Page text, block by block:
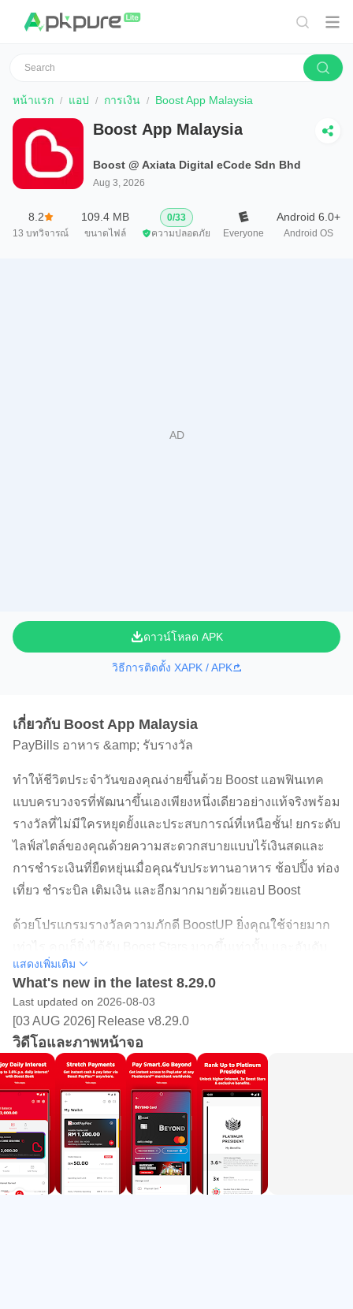
หน้าแรก แอป การเงิน Boost App Malaysia
Boost App Malaysia
Boost @ Axiata Digital eCode Sdn Bhd
Aug 3, 2026
8.2
13 บทวิจารณ์
109.4 MB
ขนาดไฟล์
0/33
ความปลอดภัย
Everyone
Android 6.0+
Android OS
ดาวน์โหลด APK
วิธีการติดตั้ง XAPK / APK
เกี่ยวกับ Boost App Malaysia
PayBills อาหาร &amp; รับรางวัล
ทำให้ชีวิตประจำวันของคุณง่ายขึ้นด้วย Boost แอพฟินเทค
แบบครบวงจรที่พัฒนาขึ้นเองเพียงหนึ่งเดียวอย่างแท้จริงพร้อม
รางวัลที่ไม่มีใครหยุดยั้งและประสบการณ์ที่เหนือชั้น! ยกระดับ
ไลฟ์สไตล์ของคุณด้วยความสะดวกสบายแบบไร้เงินสดและ
การชำระเงินที่ยืดหยุ่นเมื่อคุณรับประทานอาหาร ช้อปปิ้ง ท่อง
เที่ยว ชำระบิล เติมเงิน และอีกมากมายด้วยแอป Boost
ด้วยโปรแกรมรางวัลความภักดี BoostUP ยิ่งคุณใช้จ่ายมาก
ของคุณก็จะสูงขึ้น! แลกรางวัลในแบบของคุณผ่าน
FlexiRedeem พร้อมด้วย Boost Stars และเงินที่คุณต้องการ
ใน Boost Wallet ของคุณ
ทำไมต้องใช้บูสต์?
การชำระเงินสดที่ไม่ยุ่งยากและยืดหยุ่น: ขาดเงินสดใช่ไหม?
ไม่พบตู้เอทีเอ็มที่ใกล้ที่สุดใช่ไหม ไม่มีปัญหา. เพียงสแกนและ
ชำระเงินโดยใช้แอป Boost ตอนนี้คุณก็สามารถฝากกระเป๋า
สตางค์ใบใหญ่ไว้ที่บ้านได้แล้ว!
Boost ™ PayFlex - เพลิดเพลินกับตัวเลือกซื้อตอนนี้จ่ายทีหลัง
ช้อปปิ้ง? ค่าใช้จ่ายในการเดินทาง? จ่ายบิล? เพลิดเพลินกับสิ่ง
แสดงเพิ่มเติม
What's new in the latest 8.29.0
Last updated on 2026-08-03
[03 AUG 2026] Release v8.29.0
วิดีโอและภาพหน้าจอ